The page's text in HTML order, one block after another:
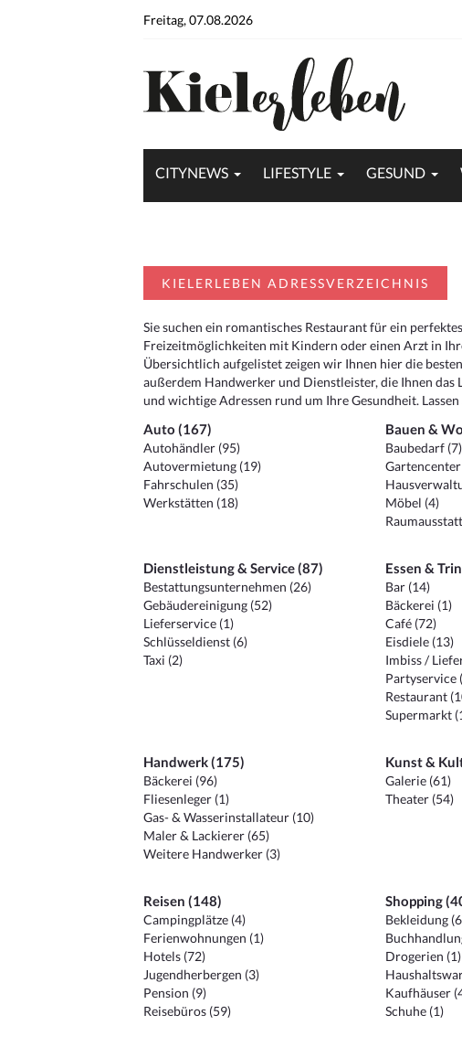
Freitag, 07.08.2026
CITYNEWS LIFESTYLE GESUND
KIELERLEBEN ADRESSVERZEICHNIS
Sie suchen ein romantisches Restaurant für ein
Freizeitmöglichkeiten mit Kindern oder einen Arzt in
Übersichtlich aufgelistet zeigen wir Ihnen hier die
außerdem Handwerker und Dienstleister, die Ihnen das
und wichtige Adressen rund um Ihre Gesundheit.
Auto (167)
Autohändler (95)
Autovermietung (19)
Fahrschulen (35)
Werkstätten (18)
Bauen &
Baubedarf (7)
Möbel (4)
Dienstleistung & Service (87)
Bestattungsunternehmen (26)
Gebäudereinigung (52)
Lieferservice (1)
Schlüsseldienst (6)
Taxi (2)
Essen &
Bar (14)
Bäckerei (1)
Café (72)
Eisdiele (13)
Imbiss /
Partyservice
Restaurant
Supermarkt
Handwerk (175)
Bäckerei (96)
Fliesenleger (1)
Gas- & Wasserinstallateur (10)
Maler & Lackierer (65)
Weitere Handwerker (3)
Kunst &
Galerie (61)
Theater (54)
Reisen (148)
Campingplätze (4)
Ferienwohnungen (1)
Hotels (72)
Jugendherbergen (3)
Pension (9)
Reisebüros (59)
Shopping
Bekleidung
Drogerien (1)
Kaufhäuser
Schuhe (1)